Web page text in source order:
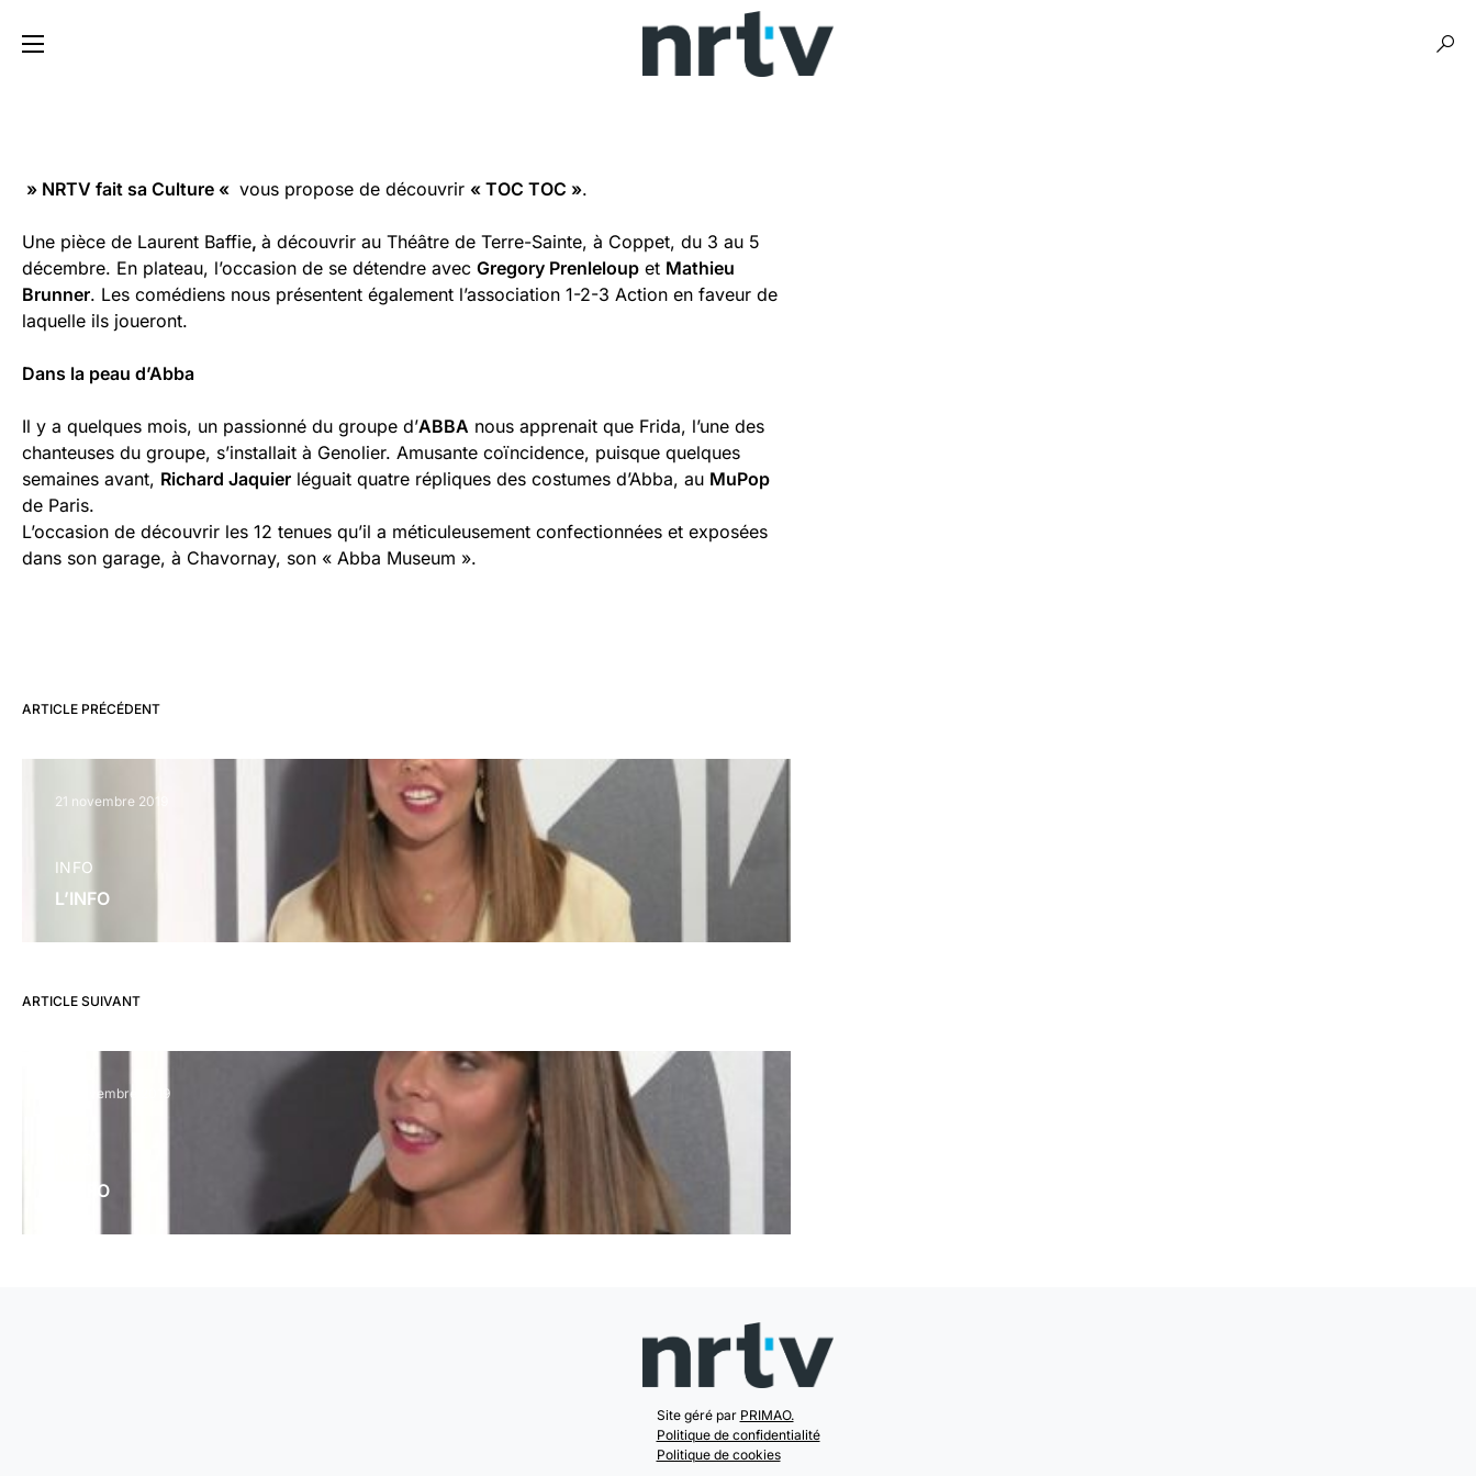
» NRTV fait sa Culture « vous propose de découvrir « TOC TOC ».
Une pièce de Laurent Baffie, à découvrir au Théâtre de Terre-Sainte, à Coppet, du 3 au 5
décembre. En plateau, l’occasion de se détendre avec Gregory Prenleloup et Mathieu
Brunner. Les comédiens nous présentent également l’association 1-2-3 Action en faveur de
laquelle ils joueront.
Dans la peau d’Abba
Il y a quelques mois, un passionné du groupe d’ABBA nous apprenait que Frida, l’une des
chanteuses du groupe, s’installait à Genolier. Amusante coïncidence, puisque quelques
semaines avant, Richard Jaquier léguait quatre répliques des costumes d’Abba, au MuPop
de Paris.
L’occasion de découvrir les 12 tenues qu’il a méticuleusement confectionnées et exposées
dans son garage, à Chavornay, son « Abba Museum ».
ARTICLE PRÉCÉDENT
21 novembre 2019
INFO
L’INFO
ARTICLE SUIVANT
28 novembre 2019
L’INFO
Site géré par PRIMAO.
Politique de confidentialité
Politique de cookies